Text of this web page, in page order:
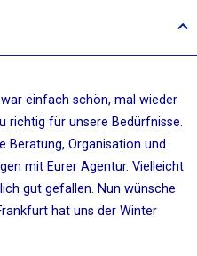
einfach schön, mal wieder
richtig für unsere Bedürfnisse.
Beratung, Organisation und
mit Eurer Agentur. Vielleicht
gut gefallen. Nun wünsche
hat uns der Winter